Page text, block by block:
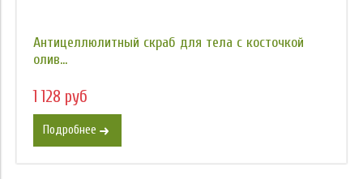
Антицеллюлитный скраб для тела с косточкой
олив...
1 128 руб
Подробнее